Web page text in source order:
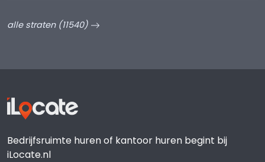
alle straten (11540)
Bedrijfsruimte huren of kantoor huren begint bij
iLocate.nl